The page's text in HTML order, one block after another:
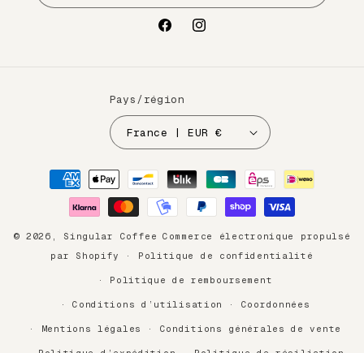
FacebookInstagram
Pays/région
France | EUR €
Moyens
paiement
© 2026, Singular Coffee
Commerce électronique propulsé
par Shopify
Politique de confidentialité
Politique de remboursement
Conditions d’utilisation Coordonnées
Mentions légales Conditions générales de vente